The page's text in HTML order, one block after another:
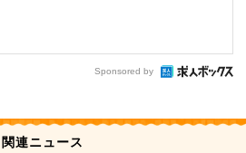
Sponsored by
関連ニュース